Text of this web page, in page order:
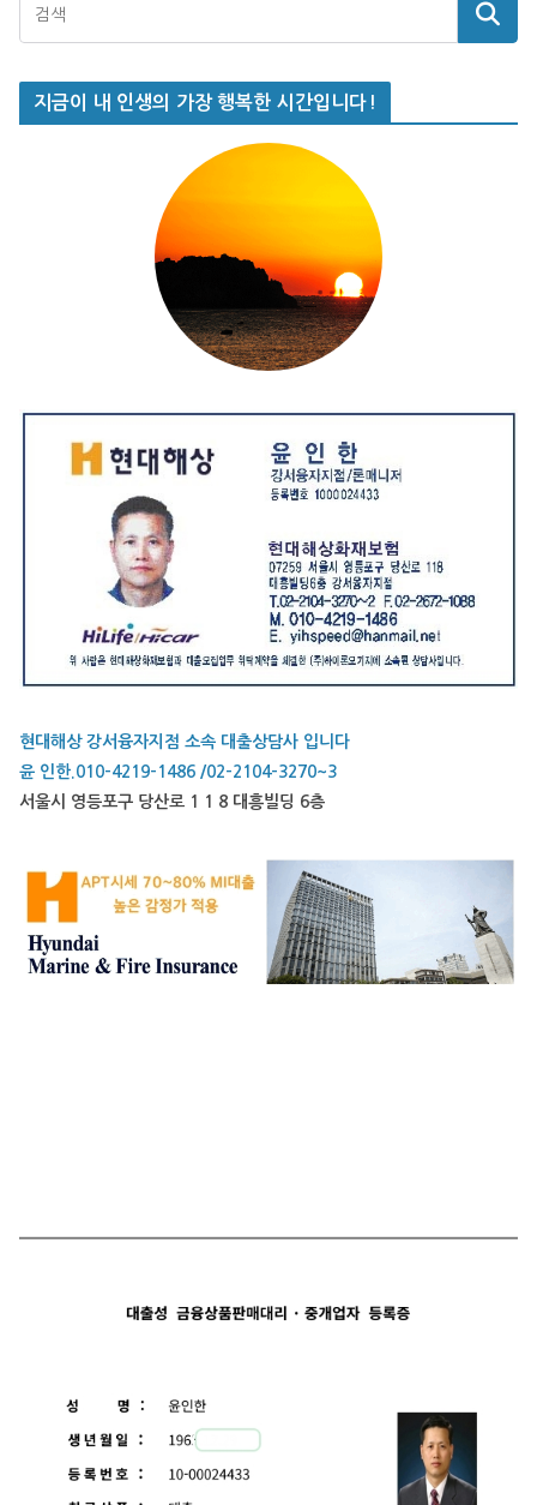
지금이 내 인생의 가장 행복한 시간입니다!
현대해상 강서융자지점 소속 대출상담사 입니다
윤 인한.010-4219-1486 /02-2104-3270~3
서울시 영등포구 당산로 1 1 8 대흥빌딩 6층